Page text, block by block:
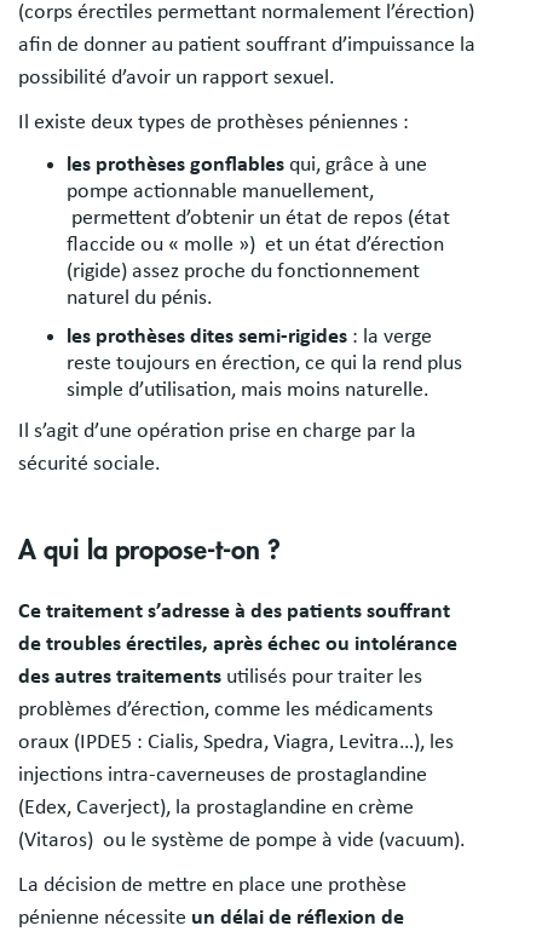
(corps érectiles permettant normalement l’érection)
afin de donner au patient souffrant d’impuissance la
possibilité d’avoir un rapport sexuel.
Il existe deux types de prothèses péniennes :
les prothèses gonflables qui, grâce à une
pompe actionnable manuellement,
permettent d’obtenir un état de repos (état
flaccide ou « molle ») et un état d’érection
(rigide) assez proche du fonctionnement
naturel du pénis.
les prothèses dites semi-rigides : la verge
reste toujours en érection, ce qui la rend plus
simple d’utilisation, mais moins naturelle.
Il s’agit d’une opération prise en charge par la
sécurité sociale.
A qui la propose-t-on ?
Ce traitement s’adresse à des patients souffrant
de troubles érectiles, après échec ou intolérance
des autres traitements utilisés pour traiter les
problèmes d’érection, comme les médicaments
oraux (IPDE5 : Cialis, Spedra, Viagra, Levitra…), les
injections intra-caverneuses de prostaglandine
(Edex, Caverject), la prostaglandine en crème
(Vitaros) ou le système de pompe à vide (vacuum).
La décision de mettre en place une prothèse
pénienne nécessite un délai de réflexion de